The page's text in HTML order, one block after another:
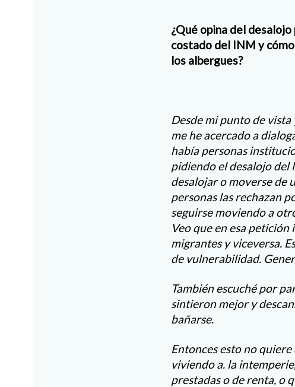
¿Qué opina del
costado del INM y
los albergues?
Desde mi punto de
me he acercado a
había personas
pidiendo el desalojo del
desalojar o moverse de
personas las rechazan
seguirse moviendo a
Veo que en esa
migrantes y viceversa.
de vulnerabilidad.
También escuché por
sintieron mejor y
bañarse.
Entonces esto no
viviendo a. la
prestadas o de renta, o